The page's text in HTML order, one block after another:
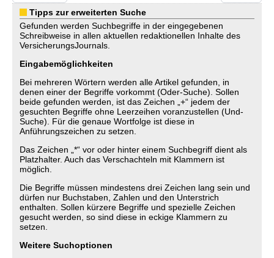
Tipps zur erweiterten Suche
Gefunden werden Suchbegriffe in der eingegebenen
Schreibweise in allen aktuellen redaktionellen Inhalte des
VersicherungsJournals.
Eingabemöglichkeiten
Bei mehreren Wörtern werden alle Artikel gefunden, in
denen einer der Begriffe vorkommt (Oder-Suche). Sollen
beide gefunden werden, ist das Zeichen „+“ jedem der
gesuchten Begriffe ohne Leerzeihen voranzustellen (Und-
Suche). Für die genaue Wortfolge ist diese in
Anführungszeichen zu setzen.
Das Zeichen „*“ vor oder hinter einem Suchbegriff dient als
Platzhalter. Auch das Verschachteln mit Klammern ist
möglich.
Die Begriffe müssen mindestens drei Zeichen lang sein und
dürfen nur Buchstaben, Zahlen und den Unterstrich
enthalten. Sollen kürzere Begriffe und spezielle Zeichen
gesucht werden, so sind diese in eckige Klammern zu
setzen.
Weitere Suchoptionen